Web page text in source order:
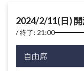
2024/2/11(日) 開
終了: 21:00
自由席